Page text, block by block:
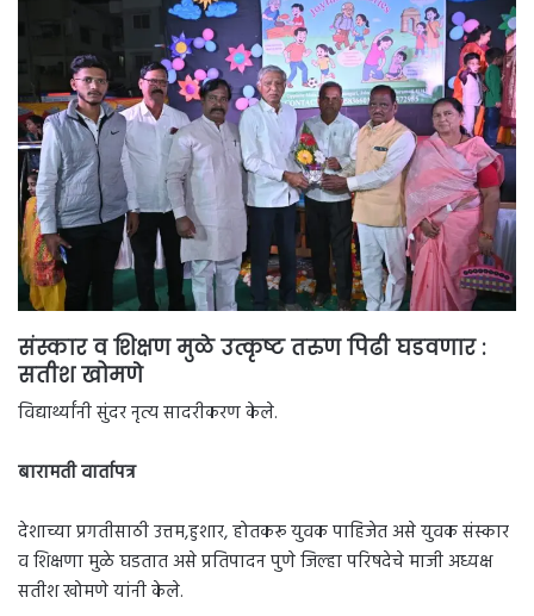
संस्कार व शिक्षण मुळे उत्कृष्ट तरुण पिढी घडवणार :
सतीश खोमणे
विद्यार्थ्यांनी सुंदर नृत्य सादरीकरण केले.
बारामती वार्तापत्र
देशाच्या प्रगतीसाठी उत्तम,हुशार, होतकरू युवक पाहिजेत असे युवक संस्कार
व शिक्षणा मुळे घडतात असे प्रतिपादन पुणे जिल्हा परिषदेचे माजी अध्यक्ष
सतीश खोमणे यांनी केले.